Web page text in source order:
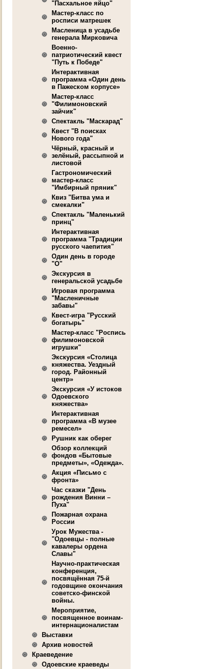
"Пасхальное яйцо"
Мастер-класс по
росписи матрешек
Масленица в усадьбе
генерала Мирковича
Военно-
патриотический квест
"Путь к Победе"
Интерактивная
программа «Один день
в Пажеском корпусе»
Мастер-класс
"Филимоновский
зайчик"
Спектакль "Маскарад"
Квест "В поисках
Нового года"
Чёрный, красный и
зелёный, рассыпной и
листовой
Гастрономический
мастер-класс
"Имбирный пряник"
Квиз "Битва ума и
смекалки"
Спектакль "Маленький
принц"
Интерактивная
программа "Традиции
русского чаепития"
Один день в городе
"О"
Экскурсия в
генеральской усадьбе
Игровая программа
"Масленичные
забавы"
Квест-игра "Русский
богатырь"
Мастер-класс "Роспись
филимоновской
игрушки"
Экскурсия «Столица
княжества. Уездный
город. Районный
центр»
Экскурсия «У истоков
Одоевского
княжества»
Интерактивная
программа «В музее
ремесел»
Рушник как оберег
Обзор коллекций
фондов «Бытовые
предметы», «Одежда».
Акция «Письмо с
фронта»
Час сказки "День
рождения Винни –
Пуха"
Пожарная охрана
России
Урок Мужества -
"Одоевцы - полные
кавалеры ордена
Славы"
Научно-практическая
конференция,
посвящённая 75-й
годовщине окончания
советско-финской
войны.
Мероприятие,
посвященное воинам-
интерна­ционалистам
Выставки
Архив новостей
Краеведение
Одоевские краеведы